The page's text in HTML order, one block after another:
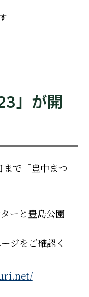
」が開
で「豊中まつ
ーと豊島公園
ジをご確認く